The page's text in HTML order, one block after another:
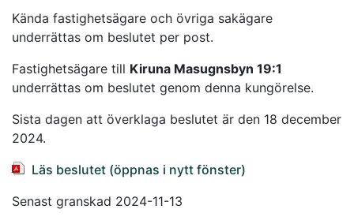
Kända fastighetsägare och övriga sakägare
underrättas om beslutet per post.
Fastighetsägare till Kiruna Masugnsbyn 19:1
underrättas om beslutet genom denna kungörelse.
Sista dagen att överklaga beslutet är den 18 december
2024.
Läs beslutet (öppnas i nytt fönster)
Senast granskad 2024-11-13